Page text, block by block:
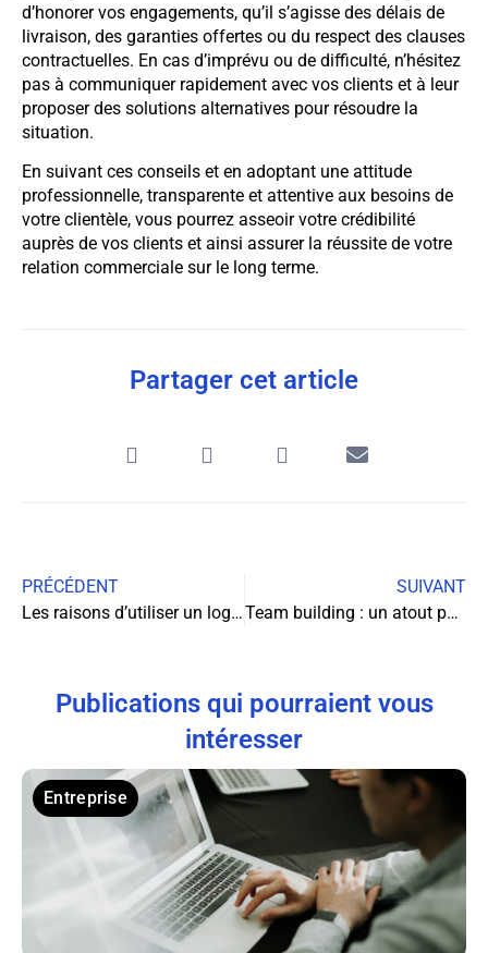
d’honorer vos engagements, qu’il s’agisse des délais de
livraison, des garanties offertes ou du respect des clauses
contractuelles. En cas d’imprévu ou de difficulté, n’hésitez
pas à communiquer rapidement avec vos clients et à leur
proposer des solutions alternatives pour résoudre la
situation.
En suivant ces conseils et en adoptant une attitude
professionnelle, transparente et attentive aux besoins de
votre clientèle, vous pourrez asseoir votre crédibilité
auprès de vos clients et ainsi assurer la réussite de votre
relation commerciale sur le long terme.
Partager cet article
PRÉCÉDENT
Les raisons d’utiliser un logiciel de business plan : l’outil incontournable pour assurer le succès de votre projet
SUIVANT
Team building : un atout pour la cohésion et la performance de votre équipe
Publications qui pourraient vous
intéresser
Entreprise